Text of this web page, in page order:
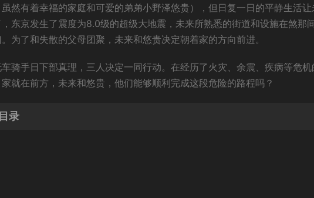
然有着幸福的家庭和可爱的弟弟小野泽悠贵），但日复一日的平静生活让
东京发生了震度为8.0级的超级大地震，未来所熟悉的街道和设施在煞那
为了和失散的父母团聚，未来和悠贵决定朝着家的方向前进。
骑手日下部真理，三人决定一同行动。在经历了火灾、余震、疾病等危机
就在前方，未来和悠贵，他们能够顺利完成这段危险的路程吗？
录